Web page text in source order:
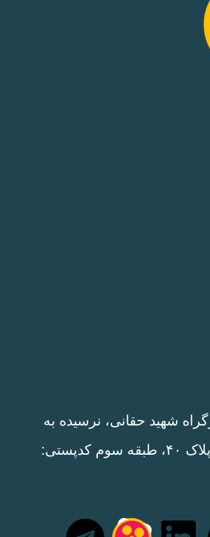
شهید حقانی، نرسیده به
چهار راه جهان کودک، پلاک ۴۰، طبقه سوم کدپستی: